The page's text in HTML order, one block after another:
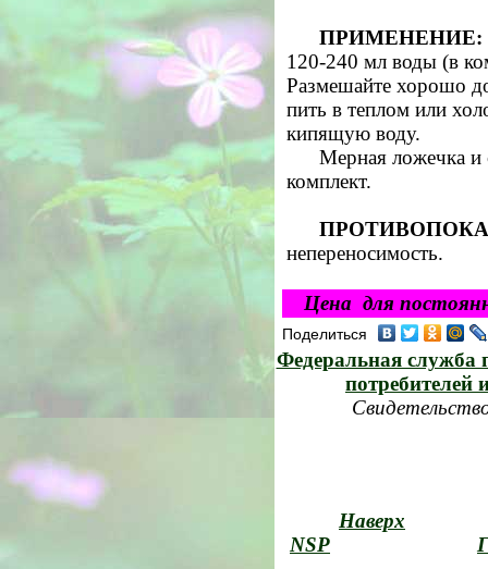
ПРИМЕНЕНИЕ:
120-240 мл воды (в
Размешайте хорошо
пить в теплом или
кипящую воду.
Мерная ложечка и
комплект.
непереносимость.
Цена для
Поделиться
Федеральная служба
потребителей
Наверх
NSP